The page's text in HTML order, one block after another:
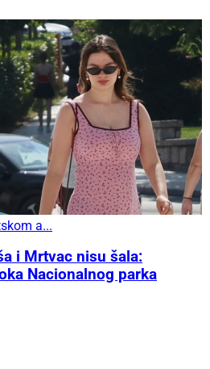
a...
i Mrtvac nisu šala:
Nacionalnog parka